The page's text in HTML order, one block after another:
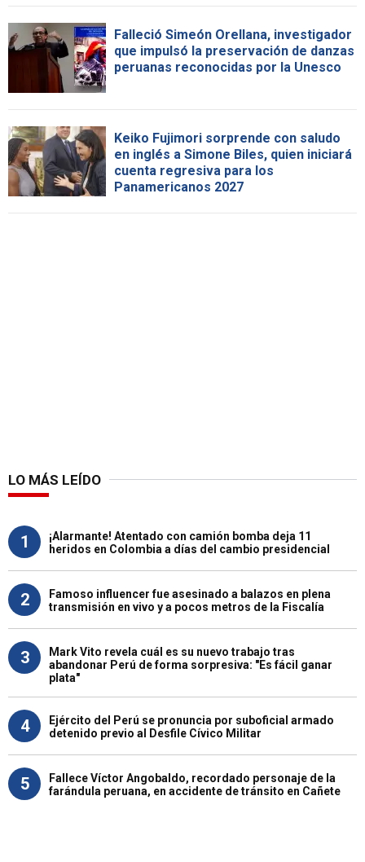
Falleció Simeón Orellana, investigador
que impulsó la preservación de danzas
peruanas reconocidas por la Unesco
Keiko Fujimori sorprende con saludo
en inglés a Simone Biles, quien iniciará
cuenta regresiva para los
Panamericanos 2027
LO MÁS LEÍDO
1
¡Alarmante! Atentado con camión bomba deja 11
heridos en Colombia a días del cambio presidencial
2
Famoso influencer fue asesinado a balazos en plena
transmisión en vivo y a pocos metros de la Fiscalía
3
Mark Vito revela cuál es su nuevo trabajo tras
abandonar Perú de forma sorpresiva: "Es fácil ganar
plata"
4
Ejército del Perú se pronuncia por suboficial armado
detenido previo al Desfile Cívico Militar
5
Fallece Víctor Angobaldo, recordado personaje de la
farándula peruana, en accidente de tránsito en Cañete